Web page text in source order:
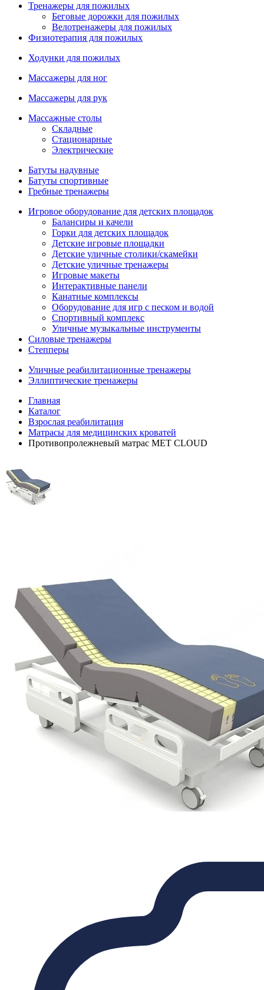
Тренажеры для пожилых
Беговые дорожки для пожилых
Велотренажеры для пожилых
Физиотерапия для пожилых
Ходунки для пожилых
Массажеры для ног
Массажеры для рук
Массажные столы
Складные
Стационарные
Электрические
Батуты надувные
Батуты спортивные
Гребные тренажеры
Игровое оборудование для детских площадок
Балансиры и качели
Горки для детских площадок
Детские игровые площадки
Детские уличные столики/скамейки
Детские уличные тренажеры
Игровые макеты
Интерактивные панели
Канатные комплексы
Оборудование для игр с песком и водой
Спортивный комплекс
Уличные музыкальные инструменты
Силовые тренажеры
Степперы
Уличные реабилитационные тренажеры
Эллиптические тренажеры
Главная
Каталог
Взрослая реабилитация
Матрасы для медицинских кроватей
Противопролежневый матрас MET CLOUD